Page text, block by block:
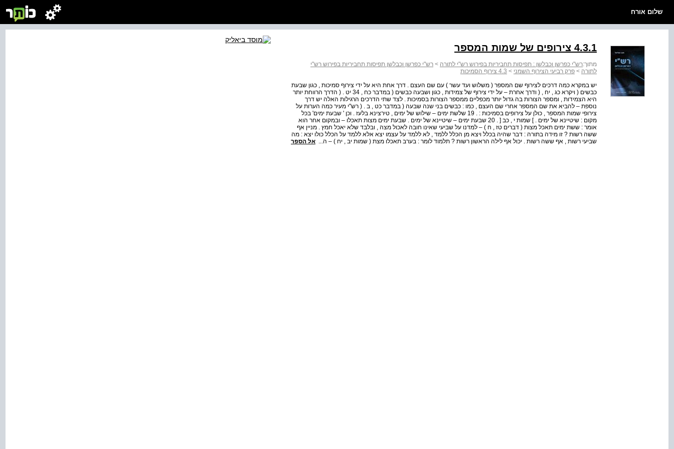
שלום אורח
4.3.1 צירופים של שמות המספר
מתוך:רש"י כפרשן וכבלשן : תפיסות תחביריות בפירוש רש"י לתורה > רש"י כפרשן וכבלשן תפיסות תחביריות בפירוש רש"י
לתורה > פרק רביעי הצירוף השמני > 4.3 צירוף הסמיכות
יש במקרא כמה דרכים לצירוף שם המספר ( משלוש ועד עשר ) עם שם העצם . דרך אחת היא על ידי צירוף סמיכות , כגון שבעת
כבשים ( ויקרא כג , יח , ( ודרך אחרת – על ידי צירוף של צמידות , כגון ושבעה כבשים ( במדבר כח , 34 יט . ( הדרך הרווחת יותר
היא הצמידות , ומספר הצורות בה גדול יותר מכפליים ממספר הצורות בסמיכות . לצד שתי הדרכים הרגילות האלה יש דרך
נוספת – להביא את שם המספר אחרי שם העצם , כמו : כבשים בני שנה שבעה ( במדבר כט , ב . ( רש"י מעיר כמה הערות על
צירופי שמות המספר , כולן על צירופים בסמיכות : . 19 שלשת ימים – שילוש של ימים , טירצינא בלעז . וכן ' שבעת ימים' בכל
מקום : שיטיינא של ימים . ] שמות י , כב [ . 20 שבעת ימים – שיטיינא של ימים . שבעת ימים מצות תאכלו – ובמקום אחר הוא
אומר : ששת ימים תאכל מצות ( דברים טז , ח ) – למדנו על שביעי שאינו חובה לאכול מצה , ובלבד שלא יאכל חמץ . מניין אף
ששה רשות ? זו מידה בתורה : דבר שהיה בכלל ויצא מן הכלל ללמד , לא ללמד על עצמו יצא אלא ללמד על הכלל כולו יצא : מה
שביעי רשות , אף ששה רשות . יכול אף לילה הראשון רשות ? תלמוד לומר : בערב תאכלו מצת ( שמות יב , יח ) – ה... אל הספר